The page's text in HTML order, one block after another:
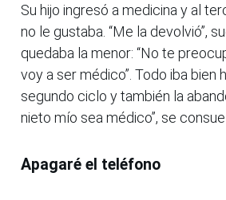
Su hijo ingresó a medicina y al
no le gustaba. “Me la devolvió”,
quedaba la menor: “No te
voy a ser médico”. Todo iba bien
segundo ciclo y también la
nieto mío sea médico”, se
Apagaré el teléfono